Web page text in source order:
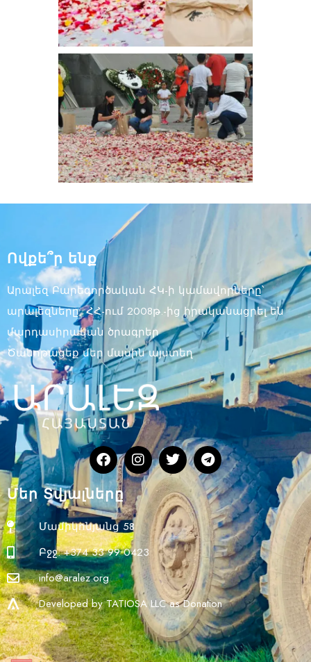
Ովքե՞ր ենք
Արալեզ Բարեգործական ՀԿ-ի կամավորները՝
արալեզները, ՀՀ-ում 2008թ.-ից իրականացրել են
մարդասիրական ծրագրեր
Ծանոթացեք մեր մասին այստեղ
Մեր Տվյալները
Մամիկոնյանց 58
Բջջ. +374 33 99 0423
info@aralez.org
Developed by TATIOSA LLC as Donation